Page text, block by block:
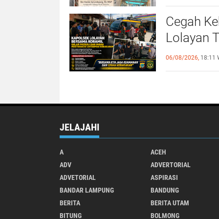
Cegah
Lolayan
Warga
06/08/2026, 18:11
JELAJAHI
A ACEH
ADV
ADVERTORIAL
ADVETORIAL
ASPIRASI
BANDAR LAMPUNG
BANDUNG
BERITA
BERITA UTAM
BITUNG
BOLMONG